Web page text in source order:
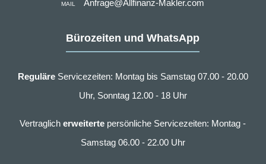
MAIL Anfrage@Allfinanz-Makler.com
Bürozeiten und WhatsApp
ReguläreServicezeiten: Montag bis Samstag 07.00 - 20.00
Uhr, Sonntag 12.00 - 18 Uhr
Vertraglicherweiterte persönliche Servicezeiten: Montag -
Samstag 06.00 - 22.00 Uhr